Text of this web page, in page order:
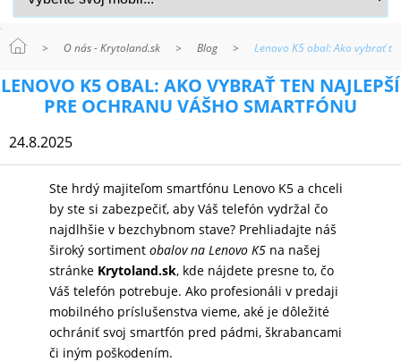
A
NA
MOBIL
TVRDENÉ
LENOVO K5 OBAL: AKO VYBRAŤ TEN NAJLEPŠÍ
PRE OCHRANU VÁŠHO SMARTFÓNU
24.8.2025
Ste hrdý majiteľom smartfónu Lenovo K5 a chceli
by ste si zabezpečiť, aby Váš telefón vydržal čo
najdlhšie v bezchybnom stave? Prehliadajte náš
široký sortiment obalov na Lenovo K5na našej
stránke Krytoland.sk, kde nájdete presne to, čo
Váš telefón potrebuje. Ako profesionáli v predaji
mobilného príslušenstva vieme, aké je dôležité
ochrániť svoj smartfón pred pádmi, škrabancami
či iným poškodením.
> O nás - Krytoland.sk > Blog > Lenovo K5 obal: Ako vybrať